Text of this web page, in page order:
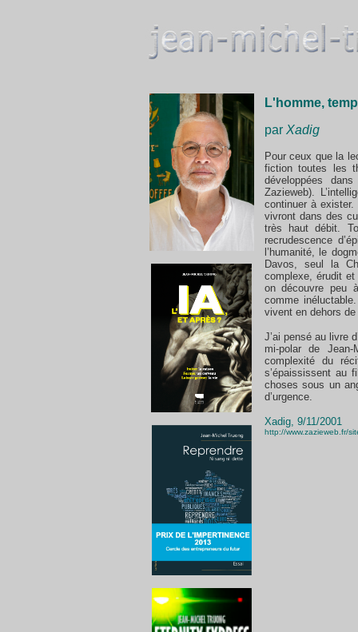
L'homme,
par Xadig
Pour ceux que la
fiction toutes les
développées
Zazieweb).
continuer à
vivront dans des
très haut débit.
recrudescence
l’humanité, le
Davos, seul la
complexe, érudit et
on découvre peu
comme
vivent en dehors
J’ai pensé au livre
mi-polar de
complexité du
s’épaississent au
choses sous un
d’urgence.
Xadig, 9/11/2001
http://www.zazieweb.fr/